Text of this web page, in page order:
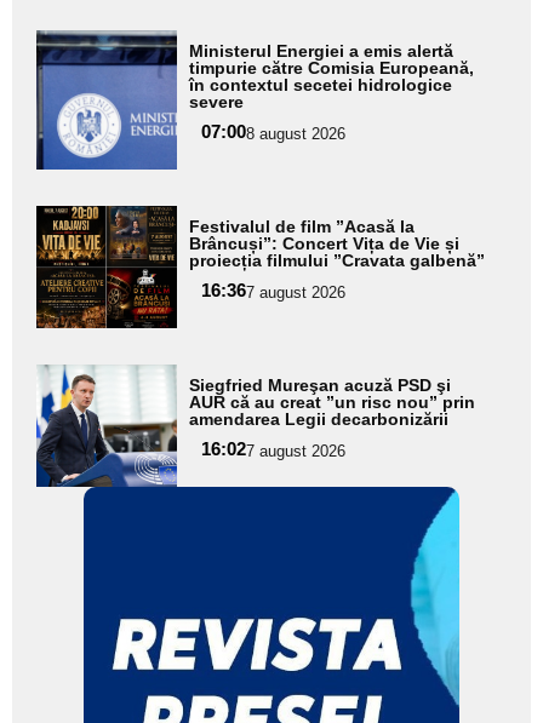
Adaugă
aici textul
pentru
subtitlu
Ministerul Energiei a emis alertă
timpurie către Comisia Europeană,
în contextul secetei hidrologice
severe
07:008 august 2026
Adaugă
aici textul
pentru
subtitlu
Festivalul de film ”Acasă la
Brâncuși”: Concert Vița de Vie și
proiecția filmului ”Cravata galbenă”
16:367 august 2026
Adaugă
aici textul
pentru
subtitlu
Siegfried Mureşan acuză PSD şi
AUR că au creat ”un risc nou” prin
amendarea Legii decarbonizării
16:027 august 2026